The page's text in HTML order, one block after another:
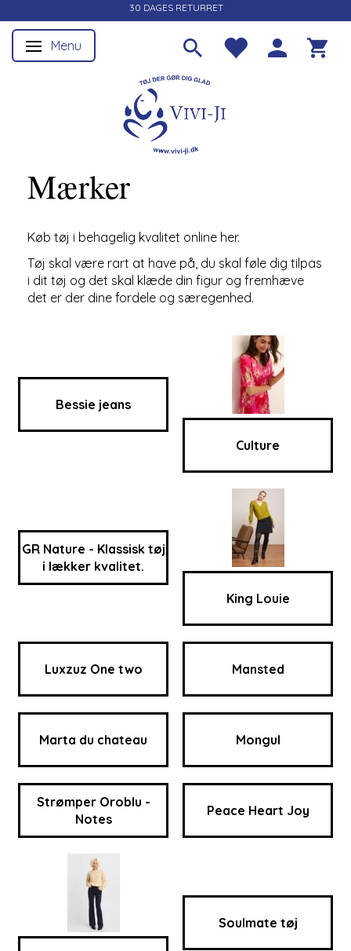
30 DAGES RETURRET
Skifte navigation
Menu
Mærker
Køb tøj i behagelig kvalitet online her.
Tøj skal være rart at have på, du skal føle dig tilpas
i dit tøj og det skal klæde din figur og fremhæve
det er der dine fordele og særegenhed.
Bessie jeans
Culture
GR Nature - Klassisk tøj
i lækker kvalitet.
King Louie
Luxzuz One two Mansted
Marta du chateau Mongul
Strømper Oroblu -
Notes
Peace Heart Joy
Soulmate tøj